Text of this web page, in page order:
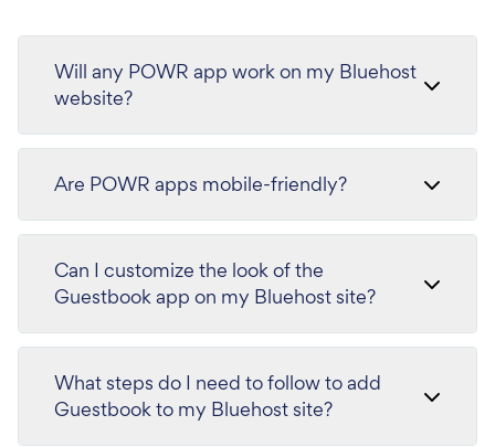
Will any POWR app work on my Bluehost
website?
Are POWR apps mobile-friendly?
Can I customize the look of the
Guestbook app on my Bluehost site?
What steps do I need to follow to add
Guestbook to my Bluehost site?